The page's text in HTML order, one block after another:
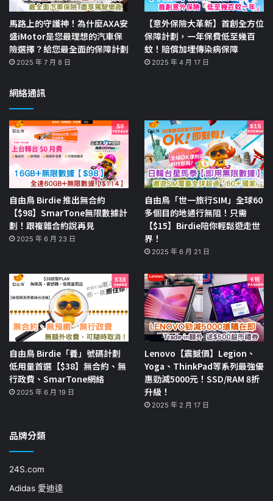
馬路上的守護神！為什麼AXA安
盛iMotor是您最理想的汽車保
險選擇？給您最全面的保障計劃
2025 年 7 月 8 日
【意外保險大革新】首創全方位
保障計劃，一年保費低至幾百
蚊！賠償加埋傳染病保障
2025 年 4 月 17 日
網絡通訊
自由鳥 Birdie 推出無合約
【$98】SmarTone無限數據計
劃！跟複雜合約說再見
2025 年 6 月 23 日
自由鳥「世一旅行SIM」全球60
多個目的地通行無阻！只需
【$15】Birdie陪你輕鬆遊走世
界！
2025 年 6 月 21 日
自由鳥 Birdie「養」號碼計劃
低用量首選【$38】無合約、無
行政費、SmarTone網絡
2025 年 6 月 19 日
Lenovo【震撼價】Legion、
Yoga、ThinkPad等系列最強優
惠勁減5000元！SSD/RAM 8折
升級！
2025 年 2 月 17 日
品牌分類
24S.com
Adidas 愛迪達